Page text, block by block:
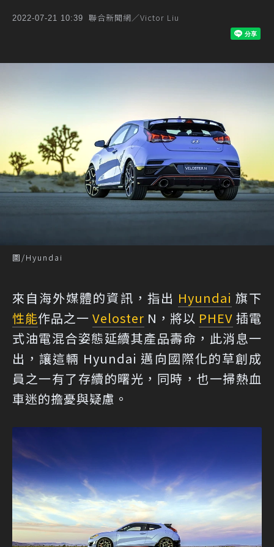
2022-07-21 10:39 聯合新聞網／Victor Liu
圖/Hyundai
來自海外媒體的資訊，指出 Hyundai 旗下
性能作品之一 Veloster N，將以 PHEV 插電
式油電混合姿態延續其產品壽命，此消息一
出，讓這輛 Hyundai 邁向國際化的草創成
員之一有了存續的曙光，同時，也一掃熱血
車迷的擔憂與疑慮。